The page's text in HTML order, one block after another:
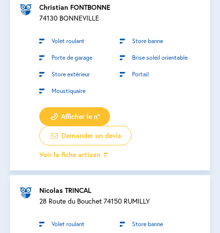
Christian FONTBONNE
74130 BONNEVILLE
Volet roulant Store banne
Porte de garage Brise soleil orientable
Store extérieur Portail
Moustiquaire
Afficher le n°
Demander un devis
Voir la fiche artisan
Nicolas TRINCAL
28 Route du Bouchet 74150 RUMILLY
Volet roulant Store banne